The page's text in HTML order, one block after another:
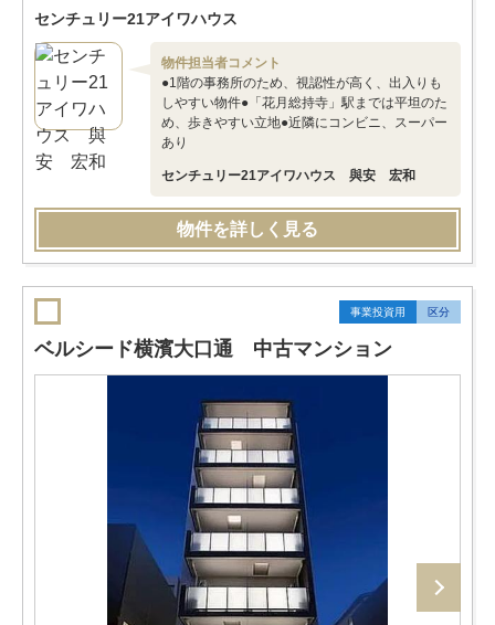
センチュリー21アイワハウス
物件担当者コメント
●1階の事務所のため、視認性が高く、出入りも
しやすい物件●「花月総持寺」駅までは平坦のた
め、歩きやすい立地●近隣にコンビニ、スーパー
あり
センチュリー21アイワハウス 與安 宏和
物件を詳しく見る
事業投資用 区分
ベルシード横濱大口通 中古マンション